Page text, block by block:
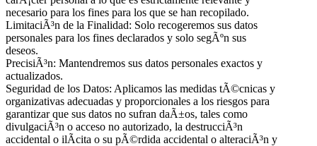
necesario para los fines para los que se han recopilado.
LimitaciÃ³n de la Finalidad: Solo recogeremos sus datos
personales para los fines declarados y solo segÃºn sus
deseos.
PrecisiÃ³n: Mantendremos sus datos personales exactos y
actualizados.
Seguridad de los Datos: Aplicamos las medidas tÃ©cnicas y
organizativas adecuadas y proporcionales a los riesgos para
garantizar que sus datos no sufran daÃ±os, tales como
divulgaciÃ³n o acceso no autorizado, la destrucciÃ³n
accidental o ilÃ­cita o su pÃ©rdida accidental o alteraciÃ³n y